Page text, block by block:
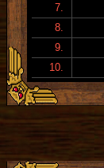
7.
8.
9.
10.